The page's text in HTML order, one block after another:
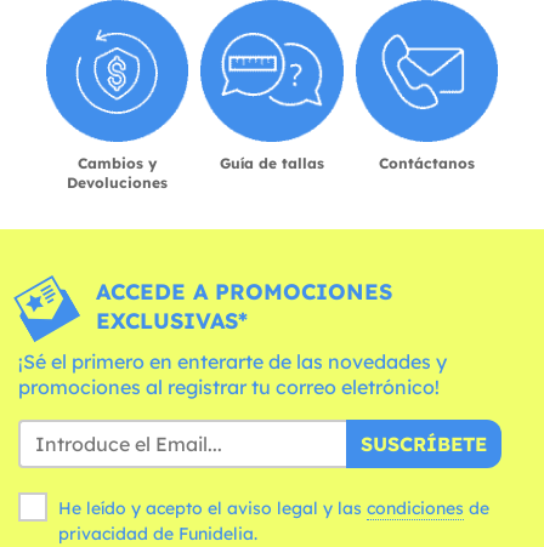
Cambios y
Devoluciones
Guía de tallas Contáctanos
ACCEDE A PROMOCIONES
EXCLUSIVAS*
¡Sé el primero en enterarte de las novedades y
promociones al registrar tu correo eletrónico!
SUSCRÍBETE
He leído y acepto el aviso legal y las condiciones
privacidad de Funidelia.